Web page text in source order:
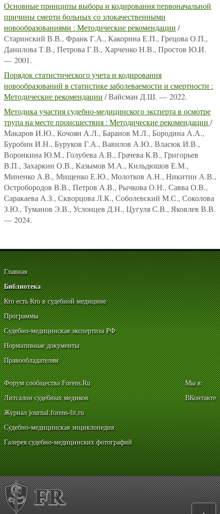
Основные принципы выбора и кодирования первоначальной
причины смерти больных со злокачественными
новообразованиями : Методические рекомендации /
Старинский В.В., Франк Г.А., Какорина Е.П., Грецова О.П.,
Данилова Т.В., Петрова Г.В., Харченко Н.В., Простов Ю.И.
— 2001.
Порядок статистического учета и кодирования
новообразований в статистике заболеваемости и смертности :
Методические рекомендации / Вайсман Д.Ш. — 2022.
Методика участия судебно-медицинского эксперта в осмотре
трупа на месте происшествия : Методические рекомендации /
Макаров И.Ю., Кочоян А.Л., Баранов М.Л., Бородина А.А.,
Буробин И.Н., Буруков Г.А., Вавилов А.Ю., Власюк И.В.,
Воронкина Ю.М., Голубева А.В., Грачева К.В., Григорьев
В.П., Захаркин О.В., Казымов М.А., Кильдюшов Е.М.,
Миненко А.В., Мищенко Е.Ю., Молотков А.Н., Никитин А.В.,
Остробородов В.В., Петров А.В., Рычкова О.Н., Савва О.В.,
Саракаева А.З., Скворцова Л.К., Соболевский М.С., Соколова
З.Ю., Туманов Э.В., Услонцев Д.Н., Цугуля С.В., Яковлев В.В.
— 2024.
Главная
Библиотека
Кто есть Кто в судебной медицине
Программы
Судебно-медицинская экспертиза РФ
Нормативные документы
Правообладателям
Форум сообщества Forens.Ru
Литсалон судебных медиков
Журнал journal.forens-lit.ru
Судебно-медицинская энциклопедия
Галерея судебно-медицинских фотографий
Мы в:
ВКонтакте